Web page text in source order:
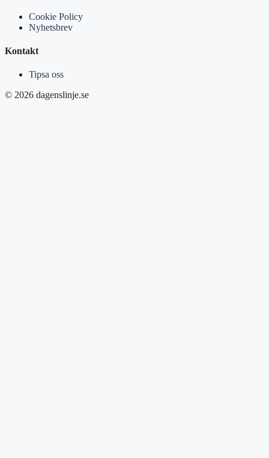
Cookie Policy
Nyhetsbrev
Kontakt
Tipsa oss
© 2026 dagenslinje.se